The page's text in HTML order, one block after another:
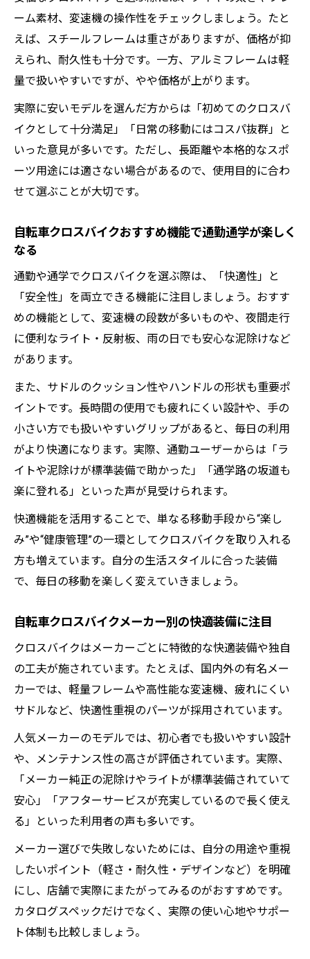
ーム素材、変速機の操作性をチェックしましょう。たと
えば、スチールフレームは重さがありますが、価格が抑
えられ、耐久性も十分です。一方、アルミフレームは軽
量で扱いやすいですが、やや価格が上がります。
実際に安いモデルを選んだ方からは「初めてのクロスバ
イクとして十分満足」「日常の移動にはコスパ抜群」と
いった意見が多いです。ただし、長距離や本格的なスポ
ーツ用途には適さない場合があるので、使用目的に合わ
せて選ぶことが大切です。
自転車クロスバイクおすすめ機能で通勤通学が楽しく
なる
通勤や通学でクロスバイクを選ぶ際は、「快適性」と
「安全性」を両立できる機能に注目しましょう。おすす
めの機能として、変速機の段数が多いものや、夜間走行
に便利なライト・反射板、雨の日でも安心な泥除けなど
があります。
また、サドルのクッション性やハンドルの形状も重要ポ
イントです。長時間の使用でも疲れにくい設計や、手の
小さい方でも扱いやすいグリップがあると、毎日の利用
がより快適になります。実際、通勤ユーザーからは「ラ
イトや泥除けが標準装備で助かった」「通学路の坂道も
楽に登れる」といった声が見受けられます。
快適機能を活用することで、単なる移動手段から“楽し
み”や“健康管理”の一環としてクロスバイクを取り入れる
方も増えています。自分の生活スタイルに合った装備
で、毎日の移動を楽しく変えていきましょう。
自転車クロスバイクメーカー別の快適装備に注目
クロスバイクはメーカーごとに特徴的な快適装備や独自
の工夫が施されています。たとえば、国内外の有名メー
カーでは、軽量フレームや高性能な変速機、疲れにくい
サドルなど、快適性重視のパーツが採用されています。
人気メーカーのモデルでは、初心者でも扱いやすい設計
や、メンテナンス性の高さが評価されています。実際、
「メーカー純正の泥除けやライトが標準装備されていて
安心」「アフターサービスが充実しているので長く使え
る」といった利用者の声も多いです。
メーカー選びで失敗しないためには、自分の用途や重視
したいポイント（軽さ・耐久性・デザインなど）を明確
にし、店舗で実際にまたがってみるのがおすすめです。
カタログスペックだけでなく、実際の使い心地やサポー
ト体制も比較しましょう。